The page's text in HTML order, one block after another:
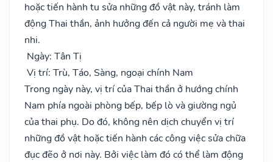
hoặc tiến hành tu sửa những đồ vật này, tránh làm
động Thai thần, ảnh hưởng đến cả người mẹ và thai
nhi.
Ngày: Tân Tị
Vị trí: Trù, Táo, Sàng, ngoại chính Nam
Trong ngày này, vị trí của Thai thần ở hướng chính
Nam phía ngoài phòng bếp, bếp lò và giường ngủ
của thai phụ. Do đó, không nên dịch chuyển vị trí
những đồ vật hoặc tiến hành các công việc sửa chữa
đục đẽo ở nơi này. Bởi việc làm đó có thể làm động